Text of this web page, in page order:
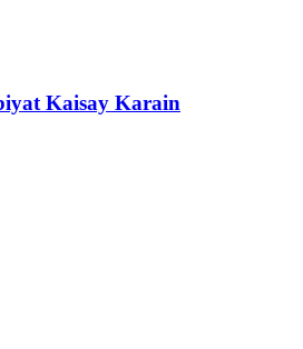
Kaisay Karain